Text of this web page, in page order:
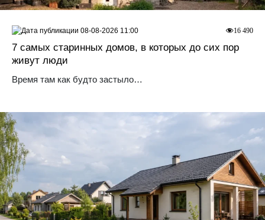
7 самых старинных домов, в которых до сих пор
живут люди
Время там как будто застыло…
16 490
08-08-2026 11:00